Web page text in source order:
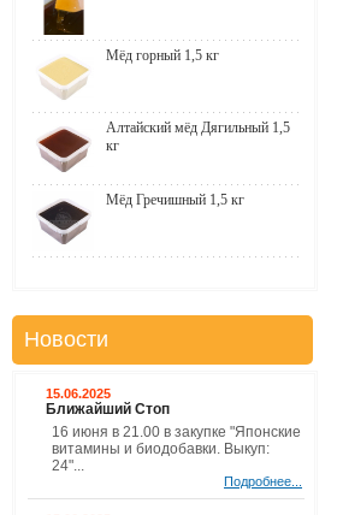
Мёд горный 1,5 кг
Алтайский мёд Дягильный 1,5
кг
Мёд Гречишный 1,5 кг
Новости
15.06.2025
Ближайший Стоп
16 июня в 21.00 в закупке "Японские
витамины и биодобавки. Выкуп:
24"...
Подробнее...